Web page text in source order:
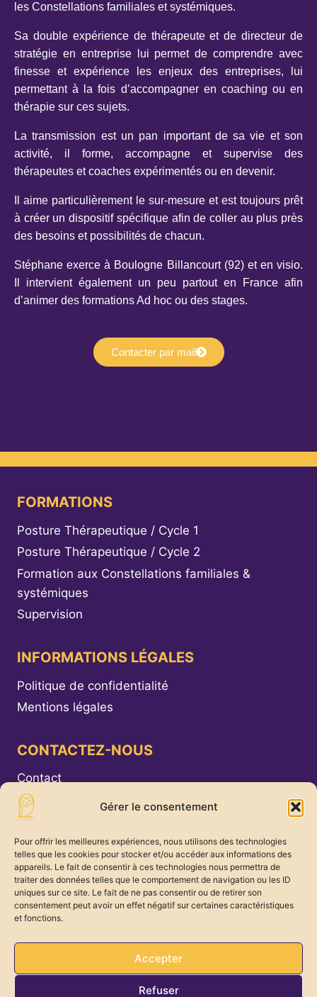
Gérer le consentement
Pour offrir les meilleures expériences, nous utilisons des technologies
telles que les cookies pour stocker et/ou accéder aux informations des
appareils. Le fait de consentir à ces technologies nous permettra de
traiter des données telles que le comportement de navigation ou les ID
uniques sur ce site. Le fait de ne pas consentir ou de retirer son
consentement peut avoir un effet négatif sur certaines caractéristiques
et fonctions.
Accepter
Refuser
les Constellations familiales et systémiques.
Sa double expérience de thérapeute et de directeur de
stratégie en entreprise lui permet de comprendre avec
finesse et expérience les enjeux des entreprises, lui
permettant à la fois d’accompagner en coaching ou en
thérapie sur ces sujets.
La transmission est un pan important de sa vie et son
activité, il forme, accompagne et supervise des
thérapeutes et coaches expérimentés ou en devenir.
Il aime particulièrement le sur-mesure et est toujours prêt
à créer un dispositif spécifique afin de coller au plus près
des besoins et possibilités de chacun.
Stéphane exerce à Boulogne Billancourt (92) et en visio.
Il intervient également un peu partout en France afin
d’animer des formations Ad hoc ou des stages.
Contacter par mail
FORMATIONS
Posture Thérapeutique / Cycle 1
Posture Thérapeutique / Cycle 2
Formation aux Constellations familiales &
systémiques
Supervision
INFORMATIONS LÉGALES
Politique de confidentialité
Mentions légales
CONTACTEZ-NOUS
Contact
· 129 rue Caulaincourt 75018 Paris
· 15 rue des Longs Prés 92100 Boulogne
Billancourt
SIRET 484 333 612 00022 / numéro de formateur :
11922703392